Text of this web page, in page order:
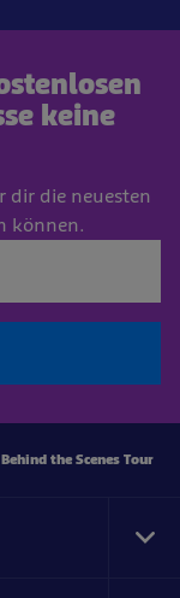
keine
dir die neuesten
können.
Behind the Scenes Tour